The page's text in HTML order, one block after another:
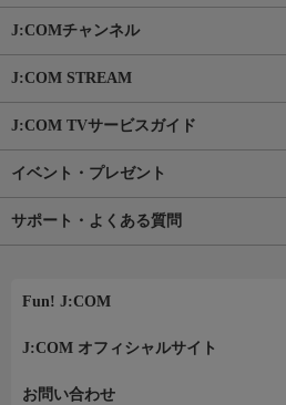
J:COMチャンネル
J:COM STREAM
J:COM TVサービスガイド
イベント・プレゼント
サポート・よくある質問
Fun! J:COM
J:COM オフィシャルサイト
お問い合わせ